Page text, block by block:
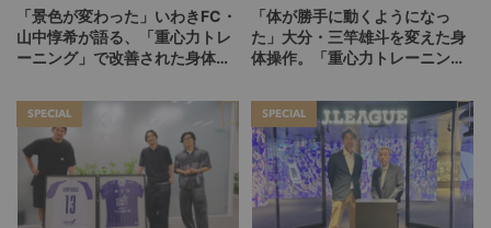
「景色が変わった」いわきFC・
山中惇希が語る、「重心力トレ
ーニング」で改善された身体と
「体が勝手に動くようになっ
た」大分・三竿雄斗を変えた身
体操作。「重心力トレーニン
SPECIAL SPECIAL